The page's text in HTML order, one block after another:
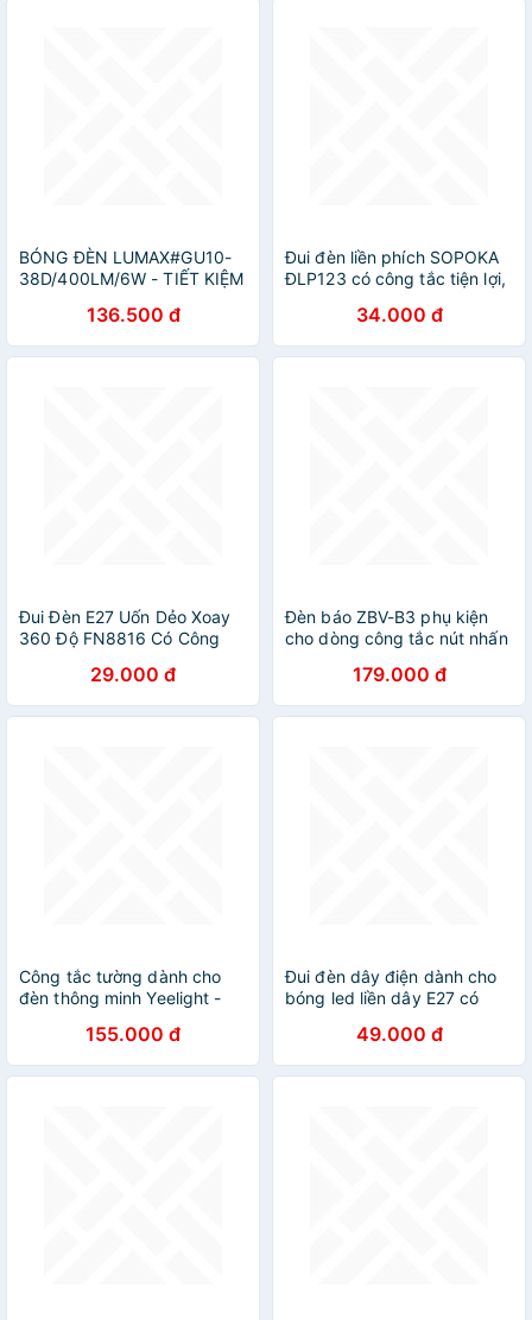
BÓNG ĐÈN LUMAX#GU10-
38D/400LM/6W - TIẾT KIỆM
CHUYỂN ĐỔI MÀU LINH
HOẠT - XX THÁI LAN
136.500 đ
Đui đèn liền phích SOPOKA
ĐLP123 có công tắc tiện lợi,
34.000 đ
Đui Đèn E27 Uốn Dẻo Xoay
360 Độ FN8816 Có Công
29.000 đ
Đèn báo ZBV-B3 phụ kiện
cho dòng công tắc nút nhấn
179.000 đ
Công tắc tường dành cho
đèn thông minh Yeelight -
YLKG13YL / YLKG14Y
155.000 đ
Đui đèn dây điện dành cho
bóng led liền dây E27 có
thước dài 3m màu trắng
chống vỡ, chống thấm nước
49.000 đ